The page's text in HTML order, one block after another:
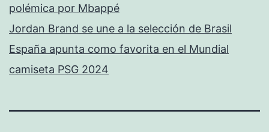
polémica por Mbappé
Jordan Brand se une a la selección de Brasil
España apunta como favorita en el Mundial
camiseta PSG 2024